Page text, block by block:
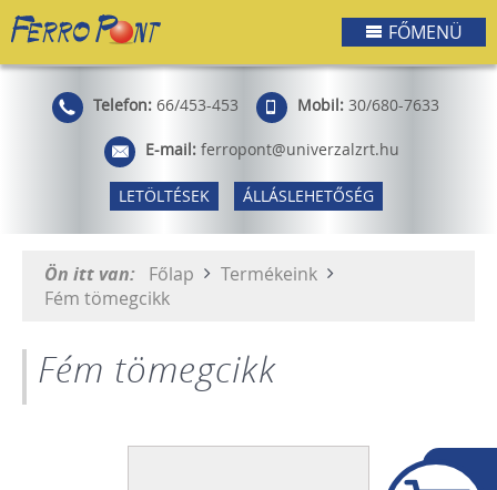
FŐMENÜ
Telefon: 66/453-453 Mobil: 30/680-7633
E-mail: ferropont@univerzalzrt.hu
LETÖLTÉSEK ÁLLÁSLEHETŐSÉG
Ön itt van: Főlap
Termékeink
Fém tömegcikk
Fém tömegcikk